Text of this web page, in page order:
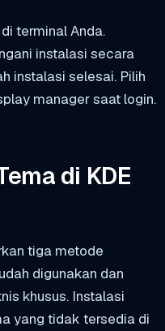
terminal Anda.
instalasi secara
instalasi selesai. Pilih
manager saat login.
di KDE
tiga metode
digunakan dan
khusus. Instalasi
yang tidak tersedia di